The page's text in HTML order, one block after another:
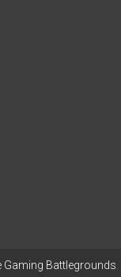
Gaming Battlegrounds